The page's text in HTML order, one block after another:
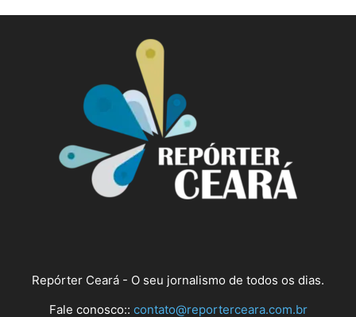
Repórter Ceará - O seu jornalismo de todos os dias.
Fale conosco:: contato@reporterceara.com.br